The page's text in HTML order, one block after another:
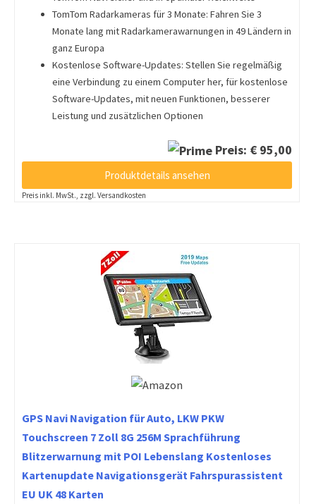
TomTom Radarkameras für 3 Monate: Fahren Sie 3
Monate lang mit Radarkamerawarnungen in 49 Ländern in
ganz Europa
Kostenlose Software-Updates: Stellen Sie regelmäßig
eine Verbindung zu einem Computer her, für kostenlose
Software-Updates, mit neuen Funktionen, besserer
Leistung und zusätzlichen Optionen
Preis: € 95,00
Produktdetails ansehen
Preis inkl. MwSt., zzgl. Versandkosten
GPS Navi Navigation für Auto, LKW PKW
Touchscreen 7 Zoll 8G 256M Sprachführung
Blitzerwarnung mit POI Lebenslang Kostenloses
Kartenupdate Navigationsgerät Fahrspurassistent
EU UK 48 Karten